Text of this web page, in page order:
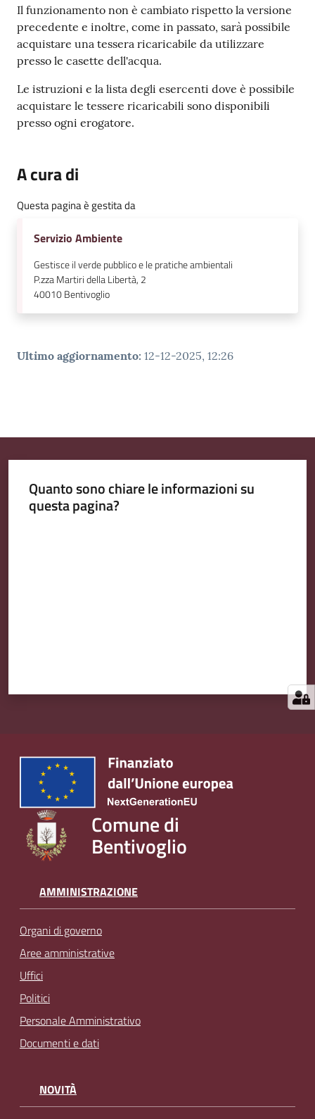
o
o
n
l
n
e
gli
argomenti...
Seguici
Il funzionamento non è cambiato rispetto la versione
precedente e inoltre, come in passato, sarà possibile
acquistare una tessera ricaricabile da utilizzare
presso le casette dell'acqua.
Le istruzioni e la lista degli esercenti dove è possibile
acquistare le tessere ricaricabili sono disponibili
presso ogni erogatore.
A cura di
Questa pagina è gestita da
Servizio Ambiente
Gestisce il verde pubblico e le pratiche ambientali
P.zza Martiri della Libertà, 2
40010Bentivoglio
Ultimo aggiornamento: 12-12-2025, 12:26
Quanto sono chiare le informazioni su
questa pagina?
Comune di
Bentivoglio
AMMINISTRAZIONE
Organi di governo
Aree amministrative
Uffici
Politici
Personale Amministrativo
Documenti e dati
NOVITÀ